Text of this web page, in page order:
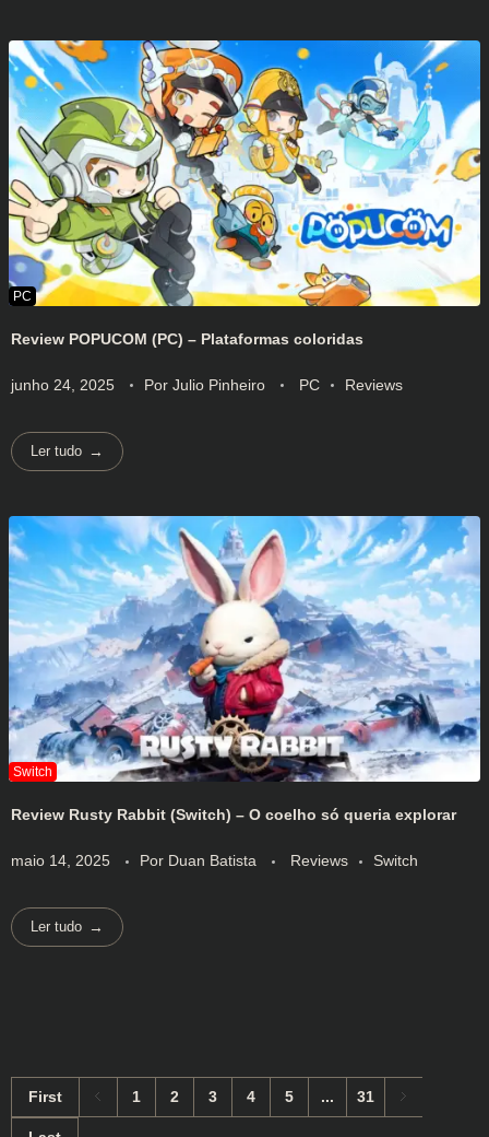
Review POPUCOM (PC) – Plataformas coloridas
junho 24, 2025 Por Julio Pinheiro PC Reviews
Ler tudo
Review Rusty Rabbit (Switch) – O coelho só queria explorar
maio 14, 2025 Por Duan Batista Reviews Switch
Ler tudo
First 1 2 3 4 5 ... 31